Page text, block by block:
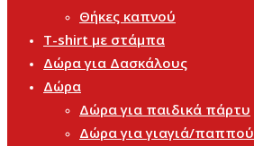
Θήκες καπνού
T-shirt με στάμπα
Δώρα για Δασκάλους
Δώρα
Δώρα για παιδικά πάρτυ
Δώρα για γιαγιά/παππού